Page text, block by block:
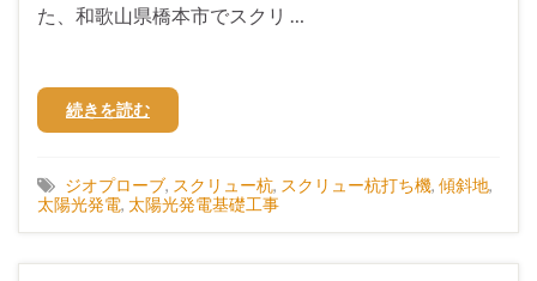
た、和歌山県橋本市でスクリ …
続きを読む
ジオプローブ, スクリュー杭, スクリュー杭打ち機, 傾斜地,
太陽光発電, 太陽光発電基礎工事